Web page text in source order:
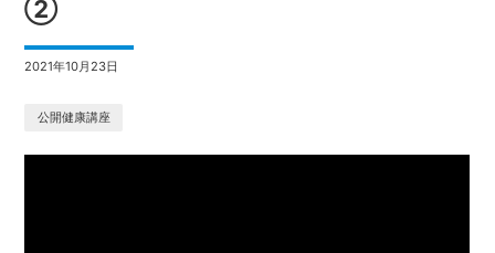
②
2021年10月23日
公開健康講座